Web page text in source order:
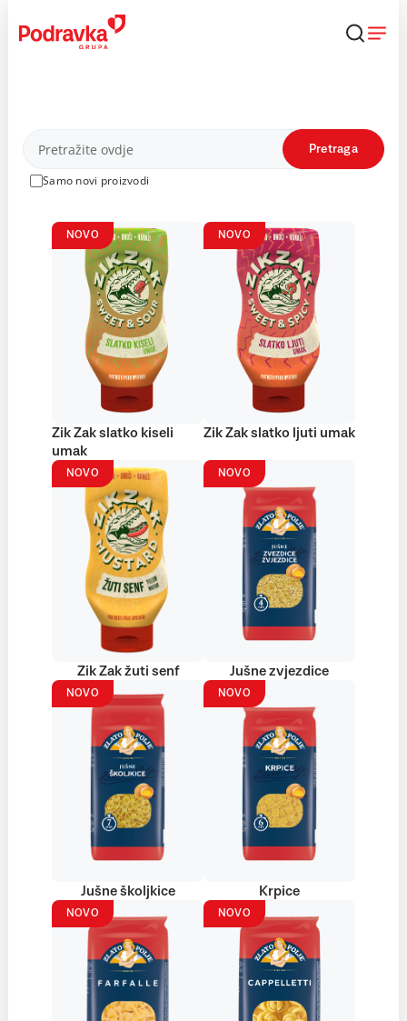
content
Proizvodi
Samo novi proizvodi
Pretraga
NOVO
Zik Zak slatko kiseli
umak
NOVO
Zik Zak slatko ljuti umak
NOVO
Zik Zak žuti senf
NOVO
Jušne zvjezdice
NOVO
Jušne školjkice
NOVO
Krpice
NOVO NOVO